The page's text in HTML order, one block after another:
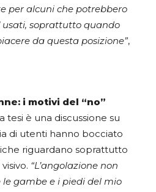
per alcuni che potrebbero
usati, soprattutto quando
da questa posizione”,
i motivi del “no”
tesi è una discussione su
di utenti hanno bocciato
riguardano soprattutto
“L’angolazione non
le gambe e i piedi del mio